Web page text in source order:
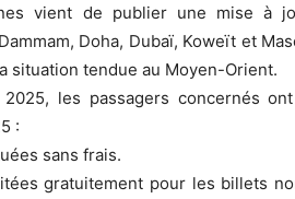
vient de publier une mise à
Doha, Dubaï, Koweït et
situation tendue au Moyen-Orient.
les passagers concernés
:
sans frais.
gratuitement pour les billets